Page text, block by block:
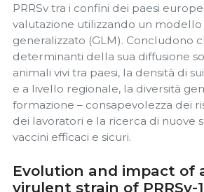
PRRSv tra i confini dei paesi
valutazione utilizzando un
generalizzato (GLM). Concludono
determinanti della sua diffusione
animali vivi tra paesi, la densità di
e a livello regionale, la diversità
formazione – consapevolezza dei
dei lavoratori e la ricerca di nuove
vaccini efficaci e sicuri.
Evolution and impact of
virulent strain of PRRSv-